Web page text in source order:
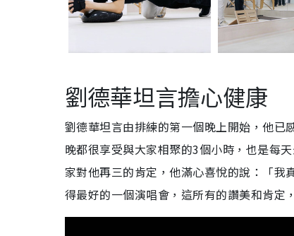
劉德華坦言擔心健康
劉德華坦言由排練的第一個晚上開始，他已
晚都很享受與大家相聚的3個小時，也是每
家對他再三的肯定，他滿心喜悅的說：「我
得最好的一個演唱會，這所有的讚美和肯定